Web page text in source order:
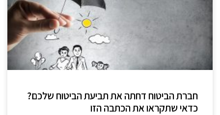
חברת הביטוח דחתה את תביעת הביטוח שלכם?
כדאי שתקראו את הכתבה הזו